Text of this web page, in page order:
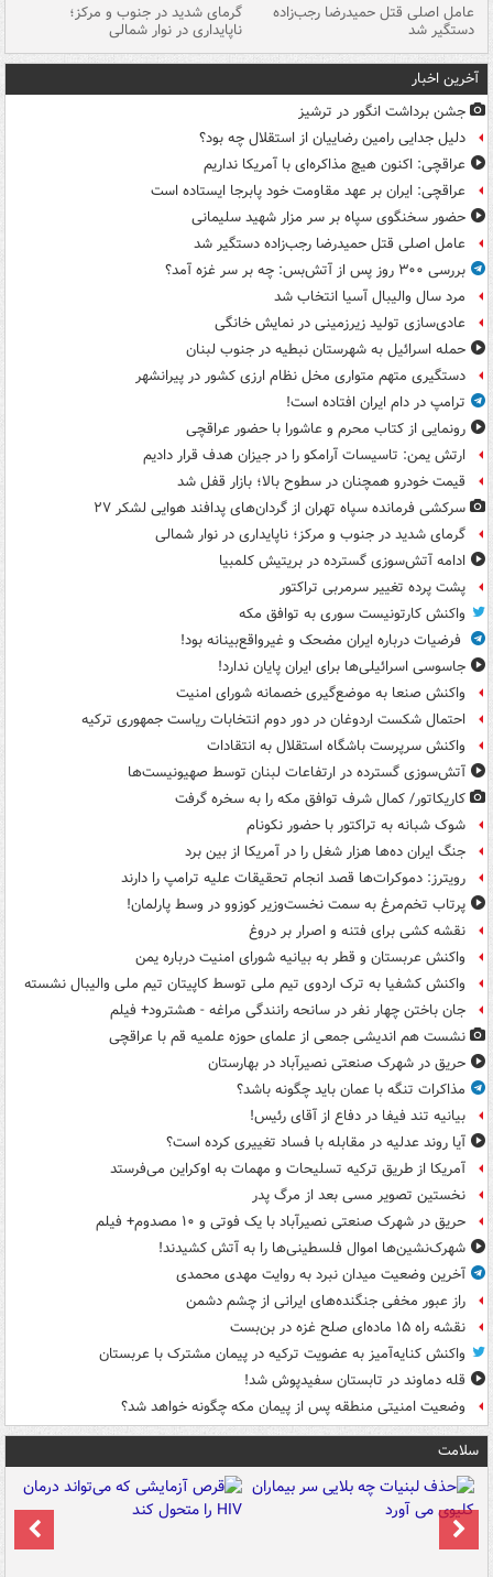
عامل اصلی قتل حمیدرضا رجب‌زاده
دستگیر شد
گرمای شدید در جنوب و مرکز؛
ناپایداری در نوار شمالی
آخرین اخبار
جشن برداشت انگور در ترشیز
دلیل جدایی رامین رضاییان از استقلال چه بود؟
عراقچی: اکنون هیچ مذاکره‌ای با آمریکا نداریم
عراقچی: ایران بر عهد مقاومت خود پابرجا ایستاده است
حضور سخنگوی سپاه بر سر مزار شهید سلیمانی
عامل اصلی قتل حمیدرضا رجب‌زاده دستگیر شد
بررسی ۳۰۰ روز پس از آتش‌بس: چه بر سر غزه آمد؟
مرد سال والیبال آسیا انتخاب شد
عادی‌سازی تولید زیرزمینی در نمایش خانگی
حمله اسرائیل به شهرستان نبطیه در جنوب لبنان
دستگیری متهم متواری مخل نظام ارزی کشور در پیرانشهر
ترامپ در دام ایران افتاده است!
رونمایی از کتاب محرم و عاشورا با حضور عراقچی
ارتش یمن: تاسیسات آرامکو را در جیزان هدف قرار دادیم
قیمت خودرو همچنان در سطوح بالا؛ بازار قفل شد
سرکشی فرمانده سپاه تهران از گردان‌های پدافند هوایی لشکر ۲۷
گرمای شدید در جنوب و مرکز؛ ناپایداری در نوار شمالی
ادامه آتش‌سوزی گسترده در بریتیش کلمبیا
پشت پرده تغییر سرمربی تراکتور
واکنش کارتونیست سوری به توافق مکه
فرضیات درباره ایران مضحک و غیرواقع‌بینانه بود!
جاسوسی اسرائیلی‌ها برای ایران پایان ندارد!
واکنش صنعا به موضع‌گیری خصمانه شورای امنیت
احتمال شکست اردوغان در دور دوم انتخابات ریاست جمهوری ترکیه
واکنش سرپرست باشگاه استقلال به انتقادات
آتش‌سوزی گسترده در ارتفاعات لبنان توسط صهیونیست‌ها
کاریکاتور/ کمال شرف توافق مکه را به سخره گرفت
شوک شبانه به تراکتور با حضور نکونام
جنگ ایران ده‌ها هزار شغل را در آمریکا از بین برد
رویترز: دموکرات‌ها قصد انجام تحقیقات علیه ترامپ را دارند
پرتاب تخم‌مرغ به سمت نخست‌وزیر کوزوو در وسط پارلمان!
نقشه کشی برای فتنه و اصرار بر دروغ
واکنش عربستان و قطر به بیانیه شورای امنیت درباره یمن
واکنش کشفیا به ترک اردوی تیم ملی توسط کاپیتان تیم ملی والیبال نشسته
جان باختن چهار نفر در سانحه رانندگی مراغه - هشترود+ فیلم
نشست هم اندیشی جمعی از علمای حوزه علمیه قم با عراقچی
حریق در شهرک صنعتی نصیرآباد در بهارستان
مذاکرات تنگه با عمان باید چگونه باشد؟
بیانیه تند فیفا در دفاع از آقای رئیس!
آیا روند عدلیه در مقابله با فساد تغییری کرده است؟
آمریکا از طریق ترکیه تسلیحات و مهمات به اوکراین می‌فرستد
نخستین تصویر مسی بعد از مرگ پدر
حریق در شهرک صنعتی نصیرآباد با یک فوتی و ۱۰ مصدوم+ فیلم
شهرک‌نشین‌ها اموال فلسطینی‌ها را به آتش کشیدند!
آخرین وضعیت میدان نبرد به روایت مهدی محمدی
راز عبور مخفی جنگنده‌های ایرانی از چشم دشمن
نقشه راه ۱۵ ماده‌ای صلح غزه در بن‌بست
واکنش کنایه‌آمیز به عضویت ترکیه در پیمان مشترک با عربستان
قله دماوند در تابستان سفیدپوش شد!
وضعیت امنیتی منطقه پس از پیمان مکه چگونه خواهد شد؟
سلامت